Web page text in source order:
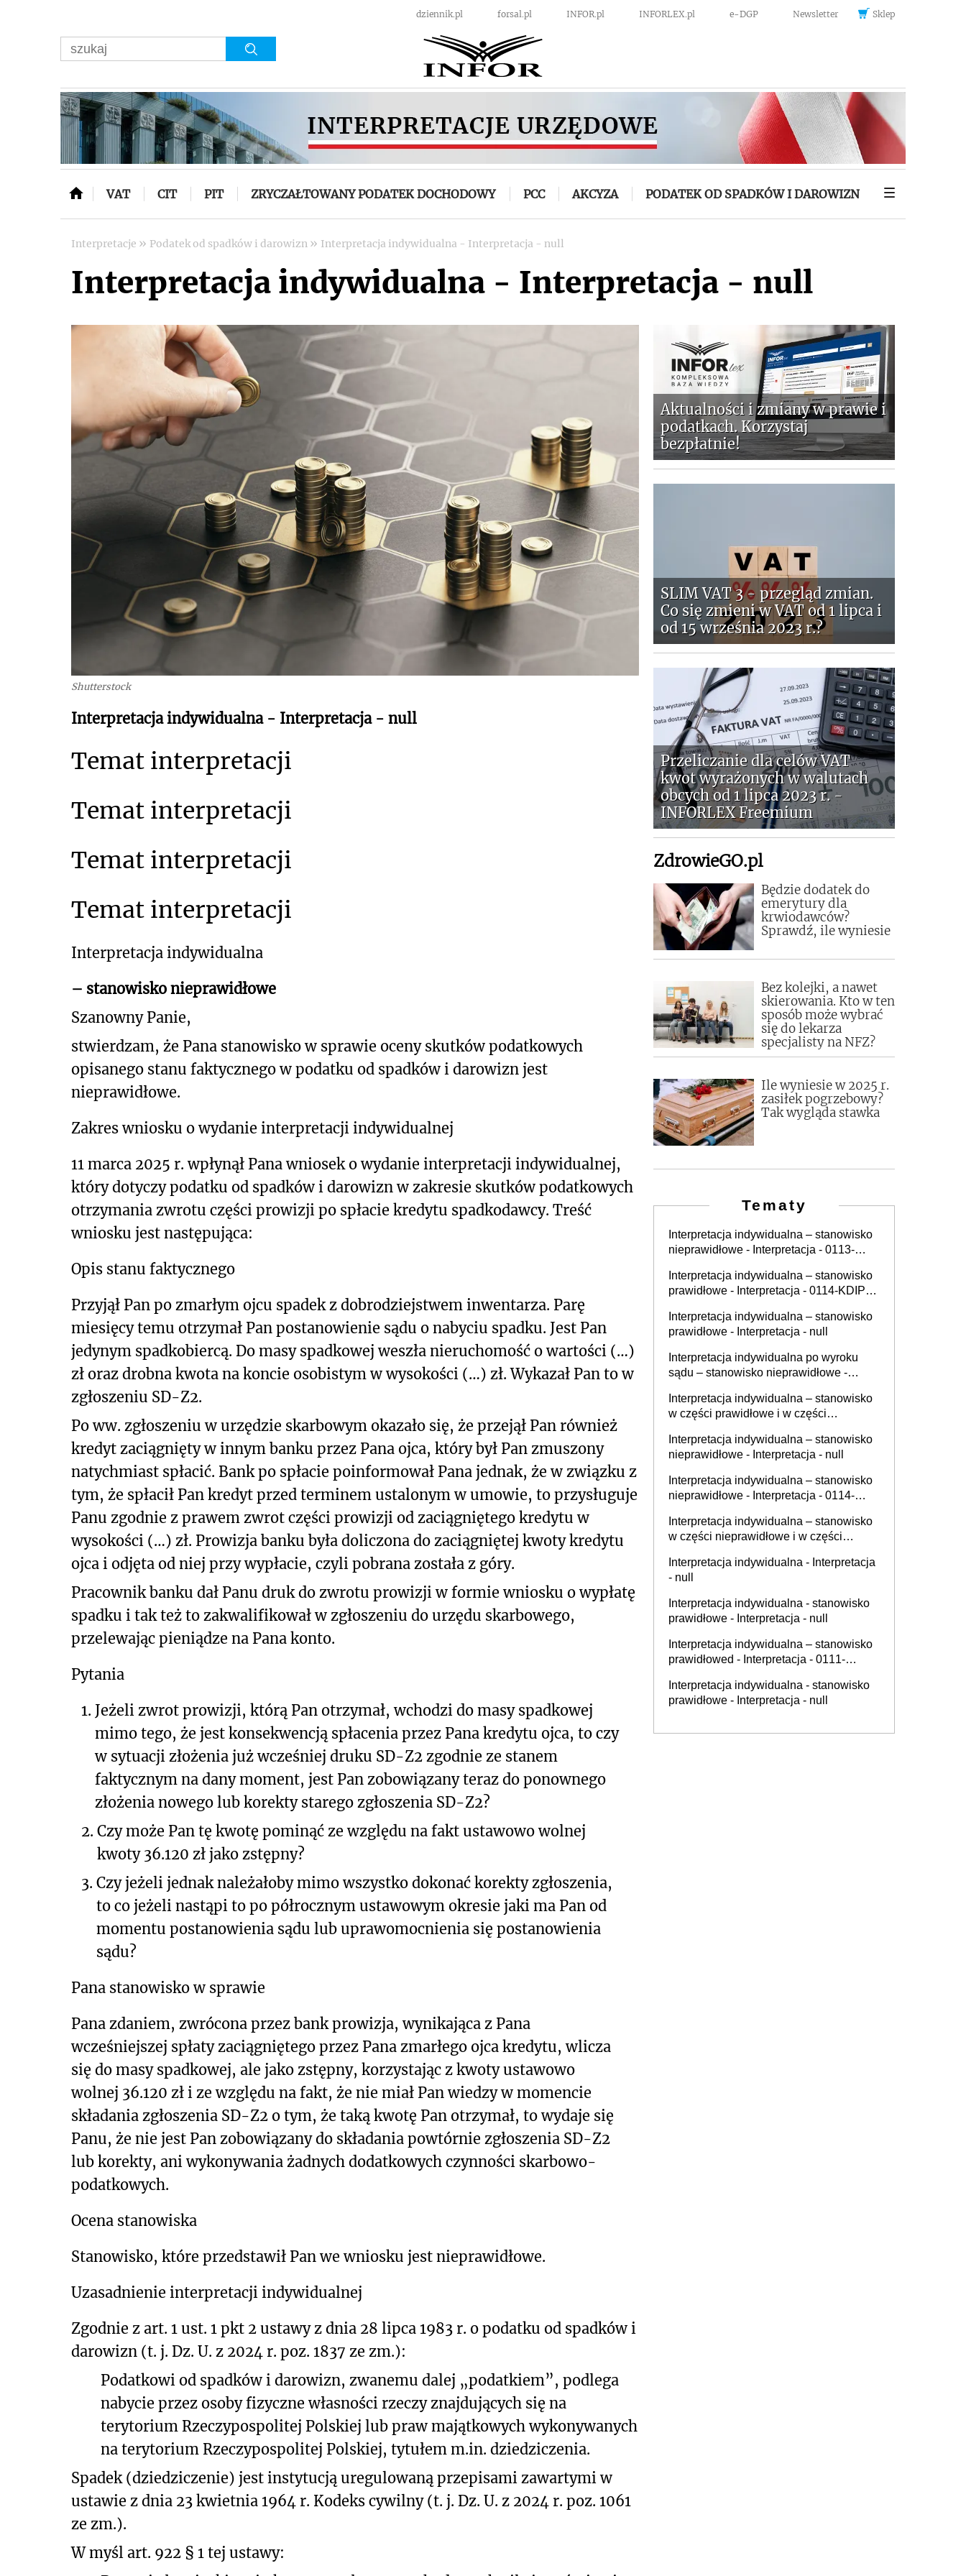
dziennik.pl forsal.pl INFOR.pl INFORLEX.pl e-DGP Newsletter Sklep
VAT CIT PIT ZRYCZAŁTOWANY PODATEK DOCHODOWY PCC AKCYZA PODATEK OD SPADKÓW I DAROWIZN
Interpretacje » Podatek od spadków i darowizn » Interpretacja indywidualna - Interpretacja - null
Interpretacja indywidualna - Interpretacja - null
Shutterstock
Interpretacja indywidualna - Interpretacja - null
Temat interpretacji
Temat interpretacji
Temat interpretacji
Temat interpretacji
Interpretacja indywidualna
– stanowisko nieprawidłowe
Szanowny Panie,
stwierdzam, że Pana stanowisko w sprawie oceny skutków podatkowych
opisanego stanu faktycznego w podatku od spadków i darowizn jest
nieprawidłowe.
Zakres wniosku o wydanie interpretacji indywidualnej
11 marca 2025 r. wpłynął Pana wniosek o wydanie interpretacji indywidualnej,
który dotyczy podatku od spadków i darowizn w zakresie skutków podatkowych
otrzymania zwrotu części prowizji po spłacie kredytu spadkodawcy. Treść
wniosku jest następująca:
Opis stanu faktycznego
Przyjął Pan po zmarłym ojcu spadek z dobrodziejstwem inwentarza. Parę
miesięcy temu otrzymał Pan postanowienie sądu o nabyciu spadku. Jest Pan
jedynym spadkobiercą. Do masy spadkowej weszła nieruchomość o wartości (…)
zł oraz drobna kwota na koncie osobistym w wysokości (…) zł. Wykazał Pan to w
zgłoszeniu SD-Z2.
Po ww. zgłoszeniu w urzędzie skarbowym okazało się, że przejął Pan również
kredyt zaciągnięty w innym banku przez Pana ojca, który był Pan zmuszony
natychmiast spłacić. Bank po spłacie poinformował Pana jednak, że w związku z
tym, że spłacił Pan kredyt przed terminem ustalonym w umowie, to przysługuje
Panu zgodnie z prawem zwrot części prowizji od zaciągniętego kredytu w
wysokości (…) zł. Prowizja banku była doliczona do zaciągniętej kwoty kredytu
ojca i odjęta od niej przy wypłacie, czyli pobrana została z góry.
Pracownik banku dał Panu druk do zwrotu prowizji w formie wniosku o wypłatę
spadku i tak też to zakwalifikował w zgłoszeniu do urzędu skarbowego,
przelewając pieniądze na Pana konto.
Pytania
1. Jeżeli zwrot prowizji, którą Pan otrzymał, wchodzi do masy spadkowej
mimo tego, że jest konsekwencją spłacenia przez Pana kredytu ojca, to czy
w sytuacji złożenia już wcześniej druku SD-Z2 zgodnie ze stanem
faktycznym na dany moment, jest Pan zobowiązany teraz do ponownego
złożenia nowego lub korekty starego zgłoszenia SD-Z2?
2. Czy może Pan tę kwotę pominąć ze względu na fakt ustawowo wolnej
kwoty 36.120 zł jako zstępny?
3. Czy jeżeli jednak należałoby mimo wszystko dokonać korekty zgłoszenia,
to co jeżeli nastąpi to po półrocznym ustawowym okresie jaki ma Pan od
momentu postanowienia sądu lub uprawomocnienia się postanowienia
sądu?
Pana stanowisko w sprawie
Pana zdaniem, zwrócona przez bank prowizja, wynikająca z Pana
wcześniejszej spłaty zaciągniętego przez Pana zmarłego ojca kredytu, wlicza
się do masy spadkowej, ale jako zstępny, korzystając z kwoty ustawowo
wolnej 36.120 zł i ze względu na fakt, że nie miał Pan wiedzy w momencie
składania zgłoszenia SD-Z2 o tym, że taką kwotę Pan otrzymał, to wydaje się
Panu, że nie jest Pan zobowiązany do składania powtórnie zgłoszenia SD-Z2
lub korekty, ani wykonywania żadnych dodatkowych czynności skarbowo-
podatkowych.
Ocena stanowiska
Stanowisko, które przedstawił Pan we wniosku jest nieprawidłowe.
Uzasadnienie interpretacji indywidualnej
Zgodnie z art. 1 ust. 1 pkt 2 ustawy z dnia 28 lipca 1983 r. o podatku od spadków i
darowizn (t. j. Dz. U. z 2024 r. poz. 1837 ze zm.):
Podatkowi od spadków i darowizn, zwanemu dalej „podatkiem”, podlega
nabycie przez osoby fizyczne własności rzeczy znajdujących się na
terytorium Rzeczypospolitej Polskiej lub praw majątkowych wykonywanych
na terytorium Rzeczypospolitej Polskiej, tytułem m.in. dziedziczenia.
Spadek (dziedziczenie) jest instytucją uregulowaną przepisami zawartymi w
ustawie z dnia 23 kwietnia 1964 r. Kodeks cywilny (t. j. Dz. U. z 2024 r. poz. 1061
ze zm.).
W myśl art. 922 § 1 tej ustawy:
Aktualności i zmiany w prawie i
podatkach. Korzystaj
bezpłatnie!
SLIM VAT 3 - przegląd zmian.
Co się zmieni w VAT od 1 lipca i
od 15 września 2023 r.?
Przeliczanie dla celów VAT
kwot wyrażonych w walutach
obcych od 1 lipca 2023 r. -
INFORLEX Freemium
ZdrowieGO.pl
Będzie dodatek do
emerytury dla
krwiodawców?
Sprawdź, ile wyniesie
Bez kolejki, a nawet
skierowania. Kto w ten
sposób może wybrać
się do lekarza
specjalisty na NFZ?
Ile wyniesie w 2025 r.
zasiłek pogrzebowy?
Tak wygląda stawka
Tematy
Interpretacja indywidualna – stanowisko
nieprawidłowe - Interpretacja - 0113-
Interpretacja indywidualna – stanowisko
prawidłowe - Interpretacja - 0114-KDIP1-
Interpretacja indywidualna – stanowisko
prawidłowe - Interpretacja - null
Interpretacja indywidualna po wyroku
sądu – stanowisko nieprawidłowe -
3.4011.472.2021.10.MS
Interpretacja indywidualna – stanowisko
w części prawidłowe i w części
Interpretacja indywidualna – stanowisko
nieprawidłowe - Interpretacja - null
Interpretacja indywidualna – stanowisko
nieprawidłowe - Interpretacja - 0114-
Interpretacja indywidualna – stanowisko
w części nieprawidłowe i w części
Interpretacja indywidualna - Interpretacja
- null
Interpretacja indywidualna - stanowisko
prawidłowe - Interpretacja - null
Interpretacja indywidualna – stanowisko
prawidłowed - Interpretacja - 0111-
Interpretacja indywidualna - stanowisko
prawidłowe - Interpretacja - null